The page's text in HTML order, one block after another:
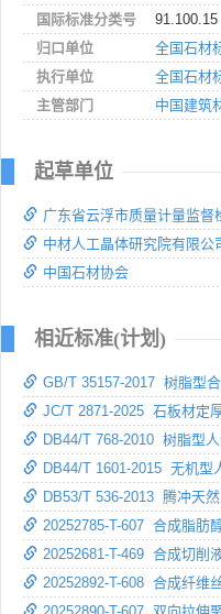
国际标准分类号
91.100.15
归口单位
全国石材
执行单位
全国石材
主管部门
中国建筑
起草单位
广东省云浮市质量计量监督
中材人工晶体研究院有限公
中国石材协会
相近标准(计划)
GB/T 35157-2017 树脂型
JC/T 2871-2025 石板材定
DB44/T 768-2010 树脂型
DB44/T 1601-2015 无机型
DB53/T 536-2013 腾冲天
20252785-T-607 合成脂肪
20252681-T-469 合成切削
20252892-T-608 合成纤维